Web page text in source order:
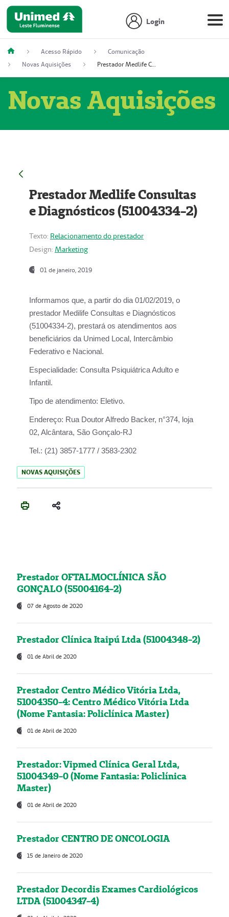
Login
Acesso Rápido
Comunicação
Novas Aquisições
Prestador Medlife Consultas e Diagnósticos (51004334-2)
Novas Aquisições
Prestador Medlife Consultas
e Diagnósticos (51004334-2)
Texto: Relacionamento do prestador
Design: Marketing
01 de janeiro, 2019
Informamos que, a partir do dia 01/02/2019, o
prestador Medilife Consultas e Diagnósticos
(51004334-2), prestará os atendimentos aos
beneficiários da Unimed Local, Intercâmbio
Federativo e Nacional.
Especialidade: Consulta Psiquiátrica Adulto e
Infantil.
Tipo de atendimento: Eletivo.
Endereço: Rua Doutor Alfredo Backer, n°374, loja
02, Alcântara, São Gonçalo-RJ
Tel.: (21) 3857-1777 / 3583-2302
NOVAS AQUISIÇÕES
Prestador OFTALMOCLÍNICA SÃO
GONÇALO (55004164-2)
07 de Agosto de 2020
Prestador Clínica Itaipú Ltda (51004348-2)
01 de Abril de 2020
Prestador Centro Médico Vitória Ltda,
51004350-4: Centro Médico Vitória Ltda
(Nome Fantasia: Policlínica Master)
01 de Abril de 2020
Prestador: Vipmed Clínica Geral Ltda,
51004349-0 (Nome Fantasia: Policlínica
Master)
01 de Abril de 2020
Prestador CENTRO DE ONCOLOGIA
15 de Janeiro de 2020
Prestador Decordis Exames Cardiológicos
LTDA (51004347-4)